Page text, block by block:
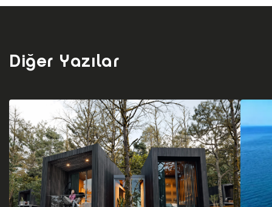
Diğer Yazılar